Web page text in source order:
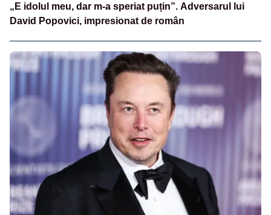
„E idolul meu, dar m-a speriat puțin”. Adversarul lui
David Popovici, impresionat de român